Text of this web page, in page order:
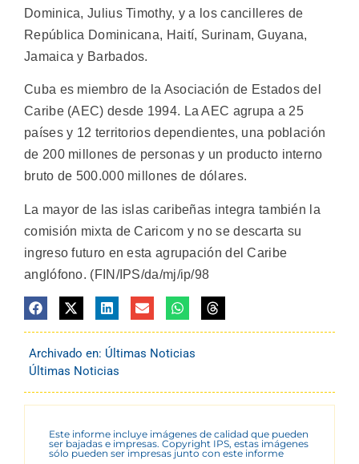
Dominica, Julius Timothy, y a los cancilleres de
República Dominicana, Haití, Surinam, Guyana,
Jamaica y Barbados.
Cuba es miembro de la Asociación de Estados del
Caribe (AEC) desde 1994. La AEC agrupa a 25
países y 12 territorios dependientes, una población
de 200 millones de personas y un producto interno
bruto de 500.000 millones de dólares.
La mayor de las islas caribeñas integra también la
comisión mixta de Caricom y no se descarta su
ingreso futuro en esta agrupación del Caribe
anglófono. (FIN/IPS/da/mj/ip/98
Archivado en: Últimas Noticias
Últimas Noticias
Este informe incluye imágenes de calidad que pueden
ser bajadas e impresas. Copyright IPS, estas imágenes
sólo pueden ser impresas junto con este informe